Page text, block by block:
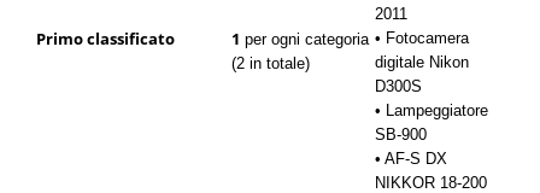
2011
Primo classificato 1 per ogni categoria
(2 in totale)
• Fotocamera
digitale Nikon
D300S
• Lampeggiatore
SB-900
• AF-S DX
NIKKOR 18-200